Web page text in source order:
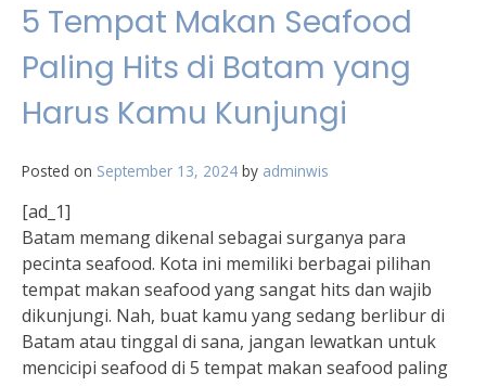
Baik
Kesehatan
Hamil
dan
5 Tempat Makan Seafood
Paling Hits di Batam yang
Harus Kamu Kunjungi
Posted on September 13, 2024 by adminwis
[ad_1]
Batam memang dikenal sebagai surganya para
pecinta seafood. Kota ini memiliki berbagai pilihan
tempat makan seafood yang sangat hits dan wajib
dikunjungi. Nah, buat kamu yang sedang berlibur di
Batam atau tinggal di sana, jangan lewatkan untuk
mencicipi seafood di 5 tempat makan seafood paling